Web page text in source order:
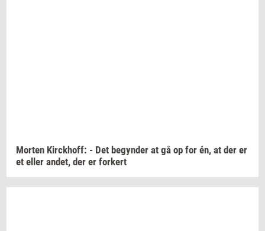
Mor­ten Kirck­hoff: - Det be­gyn­der at gå op for én, at der er
et eller andet, der er for­kert